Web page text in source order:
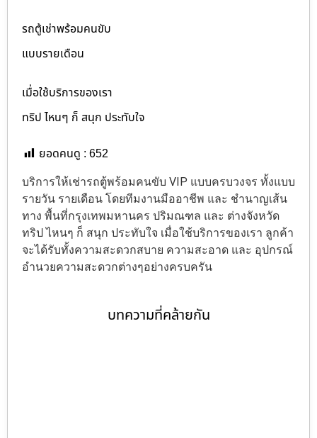
รถตู้เช่าพร้อมคนขับ
แบบรายเดือน
เมื่อใช้บริการของเรา
ทริป ไหนๆ ก็ สนุก ประทับใจ
ยอดคนดู : 652
บริการให้เช่ารถตู้พร้อมคนขับ VIP แบบครบวงจร ทั้งแบบ
รายวัน รายเดือน โดยทีมงานมืออาชีพ และ ชำนาญเส้น
ทาง พื้นที่กรุงเทพมหานคร ปริมณฑล และ ต่างจังหวัด
ทริป ไหนๆ ก็ สนุก ประทับใจ เมื่อใช้บริการของเรา ลูกค้า
จะได้รับทั้งความสะดวกสบาย ความสะอาด และ อุปกรณ์
อำนวยความสะดวกต่างๆอย่างครบครัน
บทความที่คล้ายกัน